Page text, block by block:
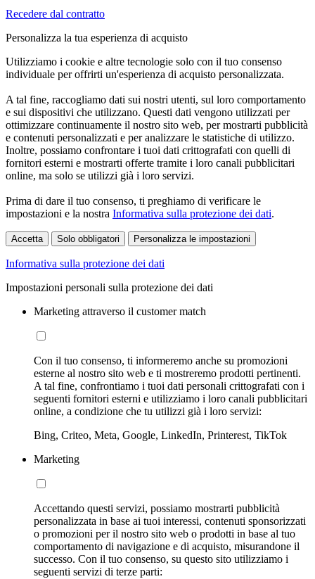
Recedere dal contratto
Personalizza la tua esperienza di acquisto
Utilizziamo i cookie e altre tecnologie solo con il tuo consenso
individuale per offrirti un'esperienza di acquisto personalizzata.
A tal fine, raccogliamo dati sui nostri utenti, sul loro comportamento
e sui dispositivi che utilizzano. Questi dati vengono utilizzati per
ottimizzare continuamente il nostro sito web, per mostrarti pubblicità
e contenuti personalizzati e per analizzare le statistiche di utilizzo.
Inoltre, possiamo confrontare i tuoi dati crittografati con quelli di
fornitori esterni e mostrarti offerte tramite i loro canali pubblicitari
online, ma solo se utilizzi già i loro servizi.
Prima di dare il tuo consenso, ti preghiamo di verificare le
impostazioni e la nostra Informativa sulla protezione dei dati.
Accetta Solo obbligatori Personalizza le impostazioni
Informativa sulla protezione dei dati
Impostazioni personali sulla protezione dei dati
Marketing attraverso il customer match
Con il tuo consenso, ti informeremo anche su promozioni
esterne al nostro sito web e ti mostreremo prodotti pertinenti.
A tal fine, confrontiamo i tuoi dati personali crittografati con i
seguenti fornitori esterni e utilizziamo i loro canali pubblicitari
online, a condizione che tu utilizzi già i loro servizi:
Bing, Criteo, Meta, Google, LinkedIn, Printerest, TikTok
Marketing
Accettando questi servizi, possiamo mostrarti pubblicità
personalizzata in base ai tuoi interessi, contenuti sponsorizzati
o promozioni per il nostro sito web o prodotti in base al tuo
comportamento di navigazione e di acquisto, misurandone il
successo. Con il tuo consenso, su questo sito utilizziamo i
seguenti servizi di terze parti: